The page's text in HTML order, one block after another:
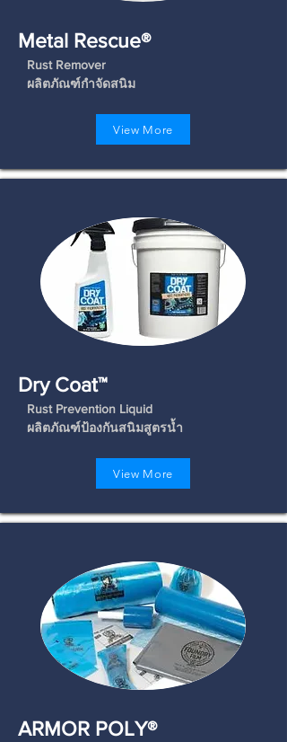
Metal Rescue®
Rust Remover
ผลิตภัณฑ์กำจัดสนิม
View More
Dry Coat™
Rust Prevention Liquid
ผลิตภัณฑ์ป้องกันสนิมสูตรน้ำ
View More
ARMOR POLY®